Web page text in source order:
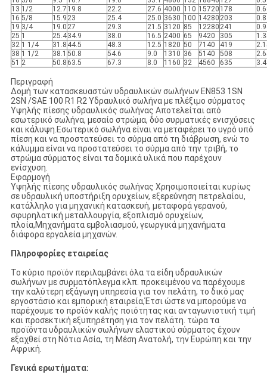
13 1/2 12.7 19.8 22.2 27.6 4000 110 15720 178
16 5/8 15.9 23 25.4 25.0 3630 100 14280 203
0.8
19 3/4 19.0 27 29.3 21.5 3120 85 12280 241
25 1 25.434.9 38.0 16.5 2400 65 9420 305
32 1 1/4 31.8 44.5 48.3 12.5 1820 50 7140 419
38 1 1/2 38.1 50.8 54.6 9.0 1310 36 5140 508
51 2 50.8 63.5 67.3 8.0 1160 32 4560 635
Περιγραφή
Δομή των κατασκευαστών υδραυλικών σωλήνων EN853 1SN
2SN /SAE 100 R1 R2 Υδραυλικό σωλήνα με πλέξιμο σύρματος
Υψηλής πίεσης υδραυλικός σωλήνας Αποτελείται από
εσωτερικό σωλήνα, μεσαίο στρώμα, δύο συρματικές ενισχύσεις
και κάλυψη.Εσωτερικό σωλήνα είναι να μεταφέρει το υγρό υπό
πίεση και να προστατεύσει το σύρμα από τη διάβρωση, ενώ το
κάλυμμα είναι να προστατεύσει το σύρμα από την τριβή, το
στρώμα σύρματος είναι τα δομικά υλικά που παρέχουν
ενίσχυση.
Εφαρμογή
Υψηλής πίεσης υδραυλικός σωλήνας Χρησιμοποιείται κυρίως
σε υδραυλική υποστήριξη ορυχείων, εξερεύνηση πετρελαίου,
κατάλληλο για μηχανική κατασκευή, μεταφορά γερανού,
σφυρηλατική μεταλλουργία, εξοπλισμό ορυχείων,
πλοία,Μηχανήματα εμβολιασμού, γεωργικά μηχανήματα
διάφορα εργαλεία μηχανών.
Πληροφορίες εταιρείας
Το κύριο προϊόν περιλαμβάνει όλα τα είδη υδραυλικών
σωλήνων με συρματόπλεγμα κλπ. προκειμένου να παρέχουμε
την καλύτερη εξάγωγη υπηρεσία για τον πελάτη, το δικό μας
εργοστάσιο και εμπορική εταιρεία,Έτσι ώστε να μπορούμε να
παρέχουμε το προϊόν καλής ποιότητας και ανταγωνιστική τιμή
και προσεκτική εξυπηρέτηση για τον πελάτη. τώρα τα
προϊόντα υδραυλικών σωλήνων ελαστικού σύρματος έχουν
εξαχθεί στη Νότια Ασία, τη Μέση Ανατολή, την Ευρώπη και την
Αφρική.
Γενικά ερωτήματα: